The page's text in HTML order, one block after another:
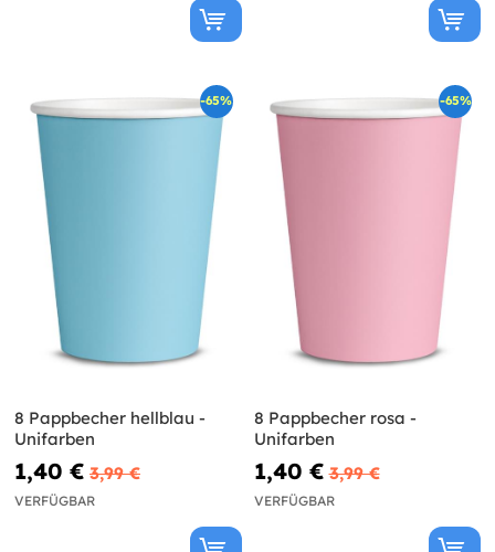
-65%
8 Pappbecher hellblau -
Unifarben
1,40 € 3,99 €
VERFÜGBAR
-65%
8 Pappbecher rosa -
Unifarben
1,40 € 3,99 €
VERFÜGBAR